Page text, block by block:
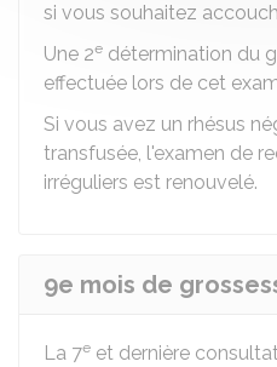
si vous souhaitez
Une 2e détermination du
effectuée lors de cet
Si vous avez un rhésus
transfusée, l'examen de
irréguliers est renouvelé.
9e mois de
La 7e et dernière